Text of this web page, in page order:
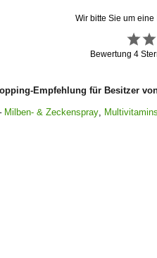
Wir bitte Sie um
Bewertung 4
Empfehlung für Besitzer
Milben- & Zeckenspray